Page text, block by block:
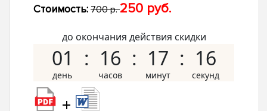
Стоимость: 700 р.250 руб.
до окончания действия скидки
01 16 17 15
+